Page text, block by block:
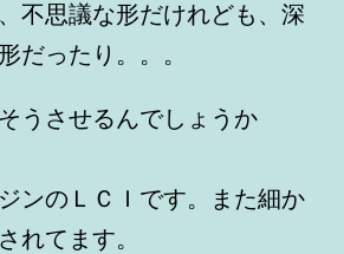
不思議な形だけれども、深
だったり。。。
うさせるんでしょうか
ンのＬＣＩです。また細か
れてます。